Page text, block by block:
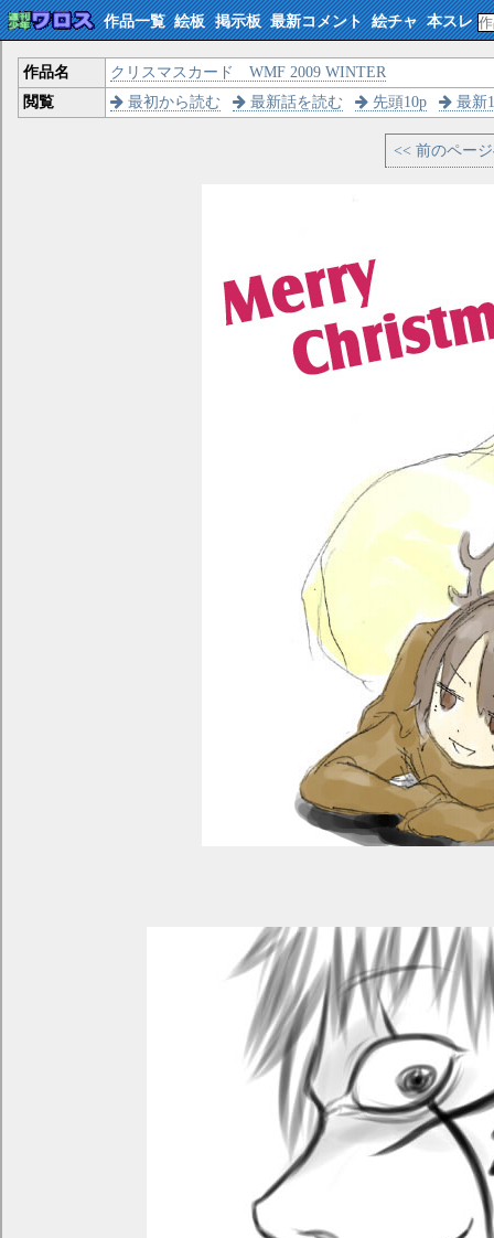
作品一覧 絵板 掲示板 最新コメント 絵チャ 本スレ
作品名
クリスマスカード WMF 2009 WINTER
閲覧
最初から読む 最新話を読む 先頭10p 最新
<< 前のペー